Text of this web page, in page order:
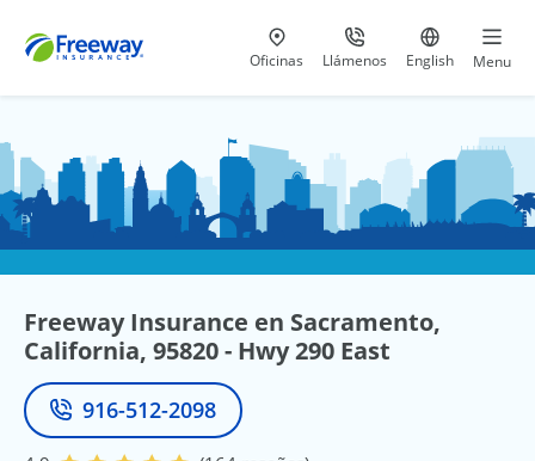
Visita nuestras
Oficinas Llámenos
al 800-441-5533
Ir al sitio
English Menu
Freeway Insurance en Sacramento,
California, 95820 - Hwy 290 East
Teléfono
916-512-2098